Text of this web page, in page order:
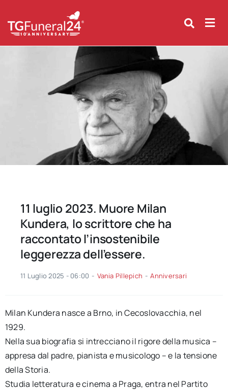
content
11 luglio 2023. Muore Milan
Kundera, lo scrittore che ha
raccontato l’insostenibile
leggerezza dell’essere.
11 Luglio 2025 - 06:00 - Vania Pillepich - Anniversari
Milan Kundera nasce a Brno, in Cecoslovacchia, nel
1929.
Nella sua biografia si intrecciano il rigore della musica –
appresa dal padre, pianista e musicologo – e la tensione
della Storia.
Studia letteratura e cinema a Praga, entra nel Partito